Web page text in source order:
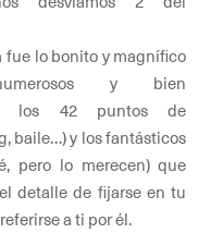
fue lo bonito y magnífico
y bien
los 42 puntos de
baile…) y los fantásticos
pero lo merecen) que
detalle de fijarse en tu
a ti por él.